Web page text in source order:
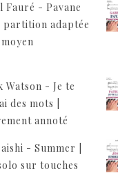
Fauré - Pavane
partition adaptée
Watson - Je te
des mots |
annoté
- Summer |
sur touches